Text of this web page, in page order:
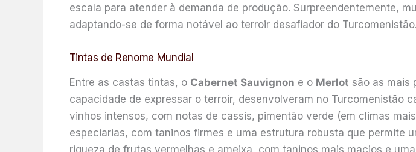
escala para atender à demanda de produção. Surpreendentemente,
adaptando-se de forma notável ao terroir desafiador do Turcomenistão.
Tintas de Renome Mundial
Entre as castas tintas, o Cabernet Sauvignon e o Merlot são as mais
capacidade de expressar o terroir, desenvolveram no Turcomenistão
vinhos intensos, com notas de cassis, pimentão verde (em climas
especiarias, com taninos firmes e uma estrutura robusta que permite